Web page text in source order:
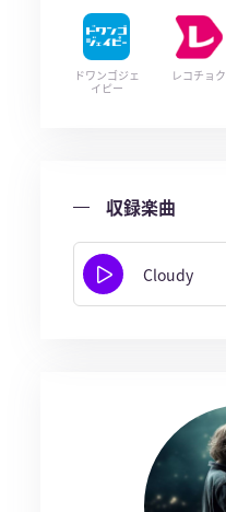
ドワンゴジェ
イピー
レコチョク
収録楽曲
Cloudy